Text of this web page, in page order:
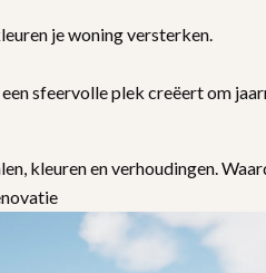
je woning versterken.
sfeervolle plek creëert om
kleuren en verhoudingen.